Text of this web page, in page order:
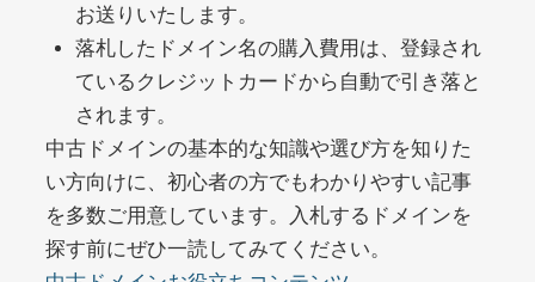
詳細を見る
ジャンル その他
DA47 外部リンク数2202 ドメイン年齢 5年
10,800円 入札 0件
buywrite-plus.com
お送りいたします。
落札したドメイン名の購入費用は、登録され
ているクレジットカードから自動で引き落と
されます。
中古ドメインの基本的な知識や選び方を知りた
い方向けに、初心者の方でもわかりやすい記事
を多数ご用意しています。入札するドメインを
探す前にぜひ一読してみてください。